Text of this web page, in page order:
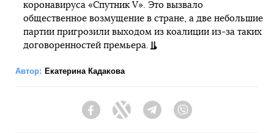
коронавируса «Спутник V». Это вызвало
общественное возмущение в стране, а две небольшие
партии пригрозили выходом из коалиции из-за таких
договоренностей премьера.
Автор: Екатерина Кадакова
FacebookTwitter Telegram